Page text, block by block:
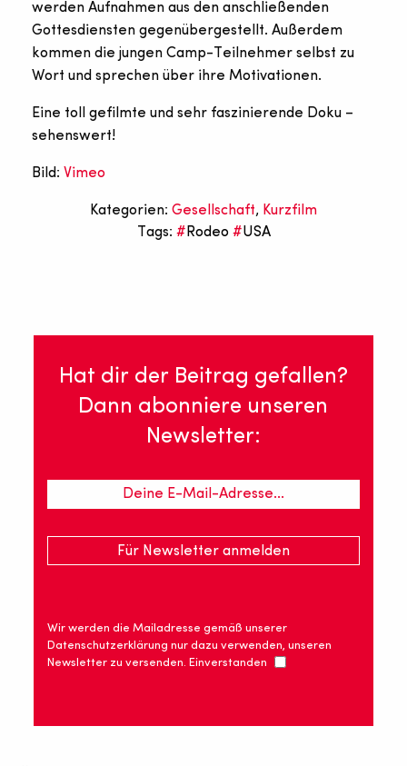
werden Aufnahmen aus den anschließenden
Gottesdiensten gegenübergestellt. Außerdem
kommen die jungen Camp-Teilnehmer selbst zu
Wort und sprechen über ihre Motivationen.
Eine toll gefilmte und sehr faszinierende Doku –
sehenswert!
Bild: Vimeo
Kategorien: Gesellschaft, Kurzfilm
Tags:
Rodeo USA
Hat dir der Beitrag gefallen?
Dann abonniere unseren
Newsletter:
Wir werden die Mailadresse gemäß unserer
Datenschutzerklärung nur dazu verwenden, unseren
Newsletter zu versenden. Einverstanden